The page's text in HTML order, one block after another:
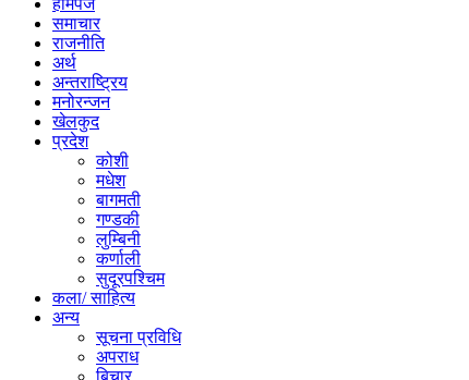
होमपेज
समाचार
राजनीति
अर्थ
अन्तराष्ट्रिय
मनोरन्जन
खेलकुद
प्रदेश
कोशी
मधेश
बागमती
गण्डकी
लुम्बिनी
कर्णाली
सुदूरपश्चिम
कला/ साहित्य
अन्य
सूचना प्रविधि
अपराध
बिचार